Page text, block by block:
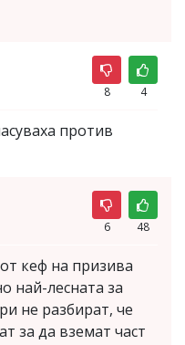
8 4
против
6 48
кеф на призива
най-лесната за
не разбират, че
за да вземат част